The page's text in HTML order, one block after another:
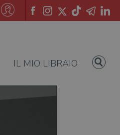
IL MIO LIBRAIO